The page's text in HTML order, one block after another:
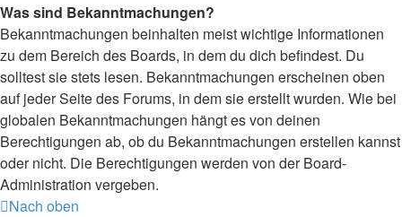
Was sind Bekanntmachungen?
Bekanntmachungen beinhalten meist wichtige Informationen
zu dem Bereich des Boards, in dem du dich befindest. Du
solltest sie stets lesen. Bekanntmachungen erscheinen oben
auf jeder Seite des Forums, in dem sie erstellt wurden. Wie bei
globalen Bekanntmachungen hängt es von deinen
Berechtigungen ab, ob du Bekanntmachungen erstellen kannst
oder nicht. Die Berechtigungen werden von der Board-
Administration vergeben.
Nach oben